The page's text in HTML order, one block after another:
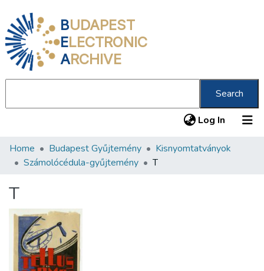
BUDAPEST
ELECTRONIC
ARCHIVE
Search
Log In (current)
Communities & Collections
Statistics
About us
Home Budapest Gyűjtemény
Kisnyomtatványok
Számolócédula-gyűjtemény
T
T